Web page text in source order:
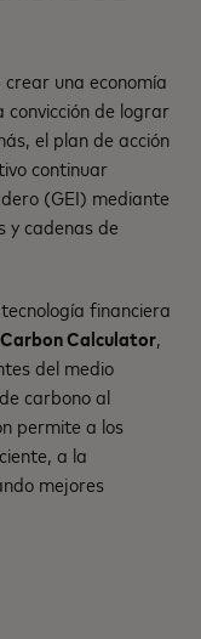
una economía
convicción de lograr
el plan de acción
continuar
(GEI) mediante
y cadenas de
financiera
Calculator,
del medio
carbono al
permite a los
a la
mejores